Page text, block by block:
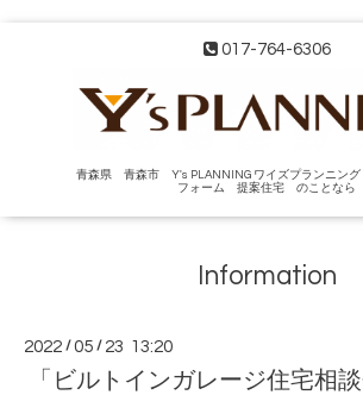
017-764-6306
青森県 青森市 Y's PLANNING ワイズプランニン
フォーム 提案住宅 のことなら
Information
2022 /05 / 23 13:20
「ビルトインガレージ住宅相